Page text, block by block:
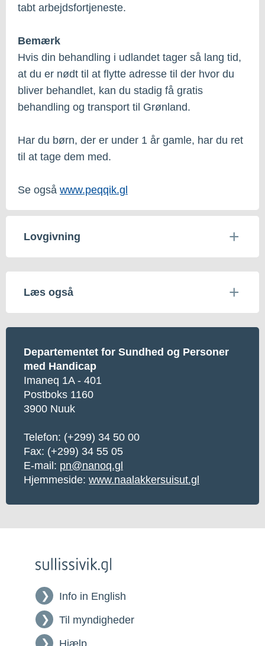
tabt arbejdsfortjeneste.
Bemærk
Hvis din behandling i udlandet tager så lang tid,
at du er nødt til at flytte adresse til der hvor du
bliver behandlet, kan du stadig få gratis
behandling og transport til Grønland.
Har du børn, der er under 1 år gamle, har du ret
til at tage dem med.
Se også www.peqqik.gl
Lovgivning
Læs også
Departementet for Sundhed og Personer
med Handicap
Imaneq 1A - 401
Postboks 1160
3900 Nuuk
Telefon: (+299) 34 50 00
Fax: (+299) 34 55 05
E-mail: pn@nanoq.gl
Hjemmeside: www.naalakkersuisut.gl
Info in English
Til myndigheder
Hjælp